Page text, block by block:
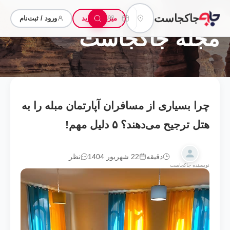
جاکجاست مقصد؟
مقصد
تاریخ سفر؟
ورود و خروج
۲ مهمان
مهمانان
میزبان شوید ورود / ثبت‌نام
مجله جاکجاست
چرا بسیاری از مسافران آپارتمان مبله را به
هتل ترجیح می‌دهند؟ ۵ دلیل مهم!
نویسنده جاکجاست
دقیقه 22 شهریور 1404 نظر